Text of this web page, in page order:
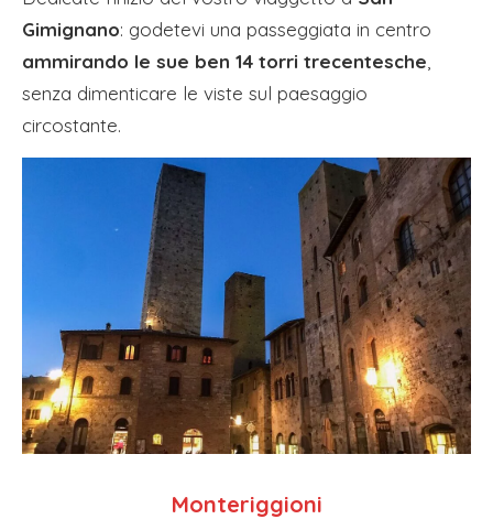
Gimignano: godetevi una passeggiata in centro
ammirando le sue ben 14 torri trecentesche
senza dimenticare le viste sul paesaggio
circostante.
Monteriggioni